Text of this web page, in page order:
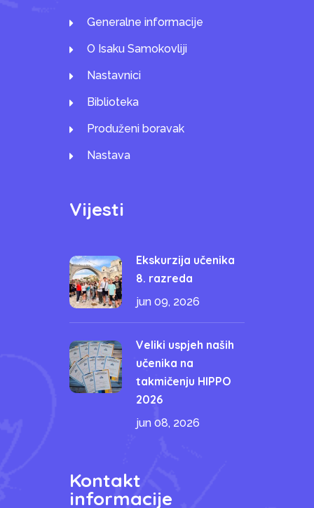
Generalne informacije
O Isaku Samokovliji
Nastavnici
Biblioteka
Produženi boravak
Nastava
Vijesti
Ekskurzija učenika
8. razreda
jun 09, 2026
Veliki uspjeh naših
učenika na
takmičenju HIPPO
2026
jun 08, 2026
Kontakt
informacije